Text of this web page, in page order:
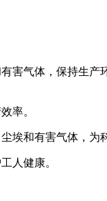
害气体，保持生产
率‌。
埃和有害气体，为
人健康‌。